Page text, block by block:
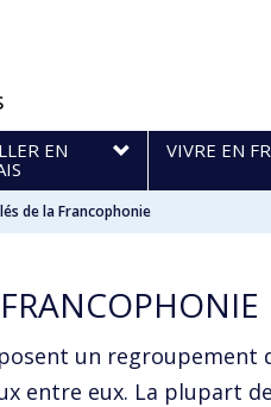
EN
VIVRE EN
de la Francophonie
un regroupement
entre eux. La plupart